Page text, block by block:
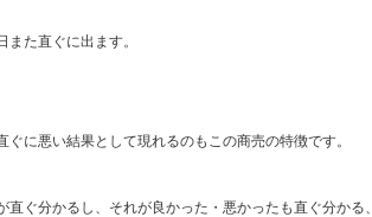
た直ぐに出ます。
ぐに悪い結果として現れるのもこの商売の特徴です。
直ぐ分かるし、それが良かった・悪かったも直ぐ分かる、